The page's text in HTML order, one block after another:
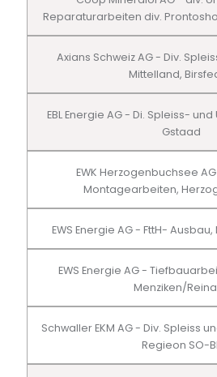
Reparaturarbeiten div.
Axians Schweiz AG - Div.
Mittelland,
EBL Energie AG - Di. Spleiss-
Gstaad
EWK Herzogenbuchsee
Montagearbeiten,
EWS Energie AG - FttH-
EWS Energie AG -
Menziken/
Schwaller EKM AG - Div. Spleiss
Regieon SO-